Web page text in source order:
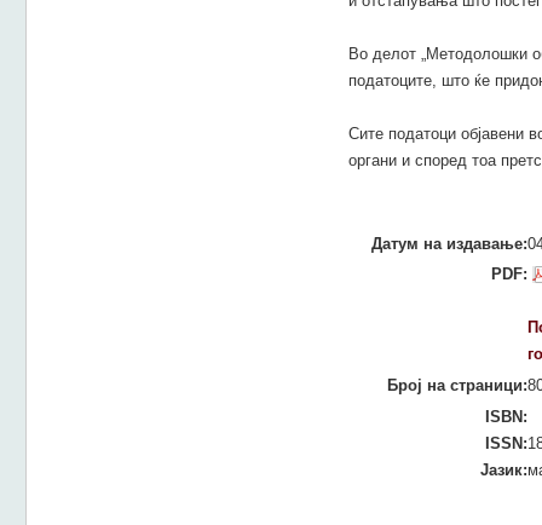
Во делот „Методолошки
податоците, што ќе
Сите податоци објавени
органи и според тоа
Датум на издавање:
PDF:
Број на страници:
ISBN:
ISSN:
Јазик: